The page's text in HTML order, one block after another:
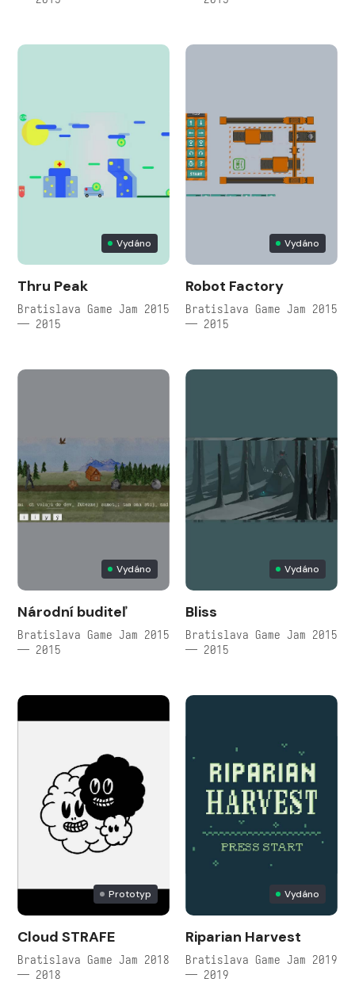
Vydáno
Thru Peak
Bratislava Game Jam 2015
— 2015
Vydáno
Robot Factory
Bratislava Game Jam 2015
— 2015
Vydáno
Národní buditeľ
Bratislava Game Jam 2015
— 2015
Vydáno
Bliss
Bratislava Game Jam 2015
— 2015
Prototyp
Cloud STRAFE
Bratislava Game Jam 2018
— 2018
Vydáno
Riparian Harvest
Bratislava Game Jam 2019
— 2019